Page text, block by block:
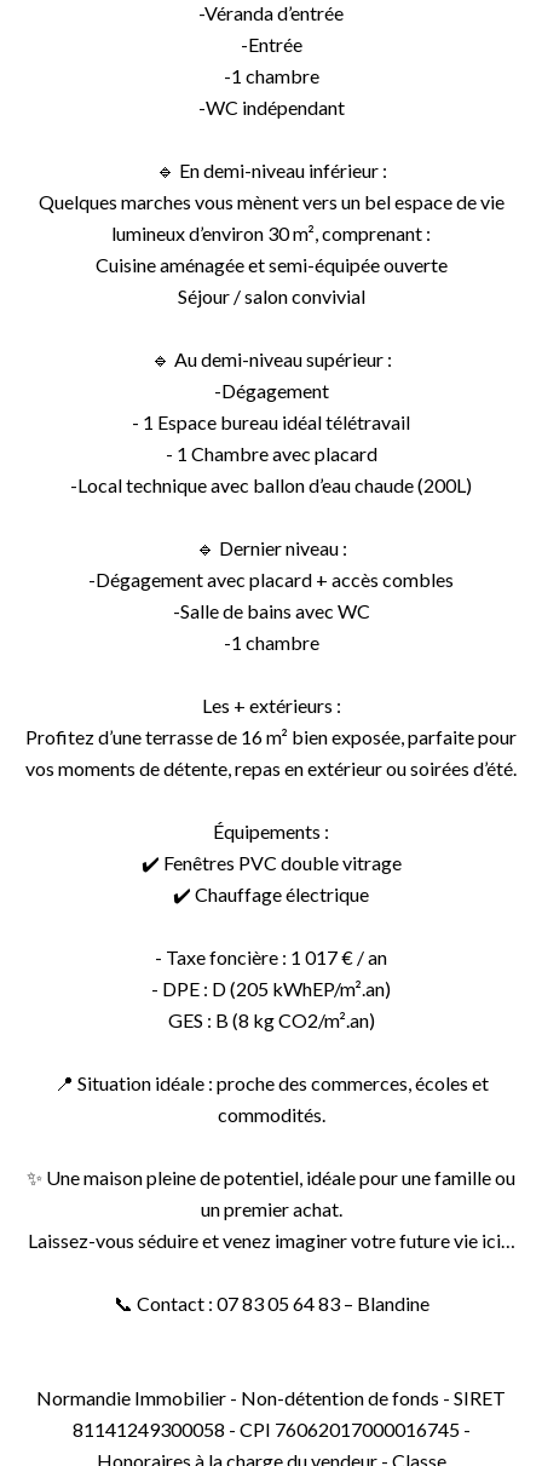
-Véranda d’entrée
-Entrée
-1 chambre
-WC indépendant
🔹 En demi-niveau inférieur :
Quelques marches vous mènent vers un bel espace de vie
lumineux d’environ 30 m², comprenant :
Cuisine aménagée et semi-équipée ouverte
Séjour / salon convivial
🔹 Au demi-niveau supérieur :
-Dégagement
- 1 Espace bureau idéal télétravail
- 1 Chambre avec placard
-Local technique avec ballon d’eau chaude (200L)
🔹 Dernier niveau :
-Dégagement avec placard + accès combles
-Salle de bains avec WC
-1 chambre
Les + extérieurs :
Profitez d’une terrasse de 16 m² bien exposée, parfaite pour
vos moments de détente, repas en extérieur ou soirées d’été.
Équipements :
✔️ Fenêtres PVC double vitrage
✔️ Chauffage électrique
- Taxe foncière : 1 017 € / an
- DPE : D (205 kWhEP/m².an)
GES : B (8 kg CO2/m².an)
📍 Situation idéale : proche des commerces, écoles et
commodités.
✨ Une maison pleine de potentiel, idéale pour une famille ou
un premier achat.
Laissez-vous séduire et venez imaginer votre future vie ici…
📞 Contact : 07 83 05 64 83 – Blandine
Normandie Immobilier - Non-détention de fonds - SIRET
81141249300058 - CPI 76062017000016745 -
Honoraires à la charge du vendeur - Classe